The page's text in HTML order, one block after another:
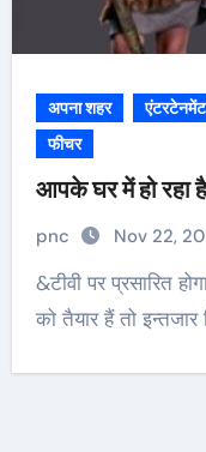
अपना शहर एंटरटेनमेंट
फीचर
आपके घर में हो रहा
pnc Nov 22,
&टीवी पर प्रसारित होगा बाल शिव बाल शिव का आपके घर आने
को तैयार हैं तो